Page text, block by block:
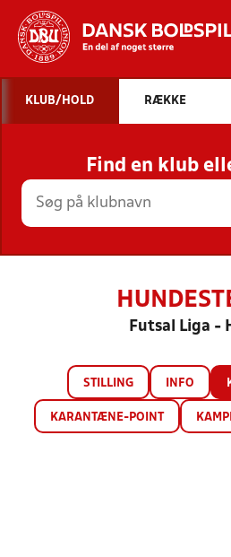
STILLINGER,
HOLD
KLUB/HOLD RÆKKE
Find en klub
Futsal Liga -
STILLING INFO
KARANTÆNE-POINT